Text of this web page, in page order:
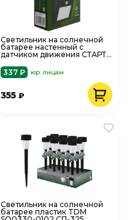
Светильник на солнечной
батарее настенный с
датчиком движения СТАРТ
337 ₽
юр. лицам
355₽
Светильник на солнечной
батарее пластик TDM